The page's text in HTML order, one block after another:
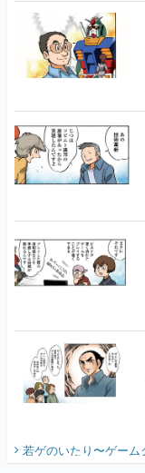
若ゲのいたり〜ゲー